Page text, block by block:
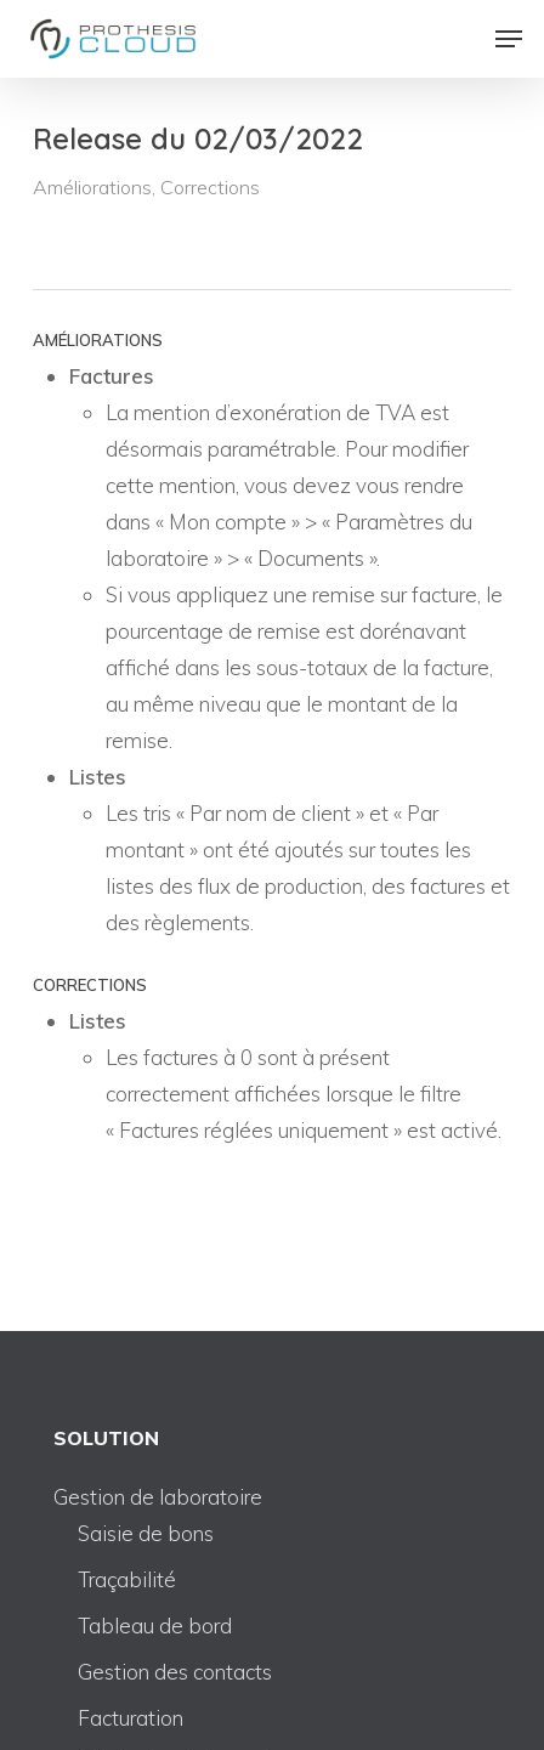
contentRelease du 02/03/2022
Améliorations, Corrections
AMÉLIORATIONS
Factures
La mention d’exonération de TVA est
désormais paramétrable. Pour modifier
cette mention, vous devez vous rendre
dans « Mon compte » > « Paramètres du
laboratoire » > « Documents ».
Si vous appliquez une remise sur facture, le
pourcentage de remise est dorénavant
affiché dans les sous-totaux de la facture,
au même niveau que le montant de la
remise.
Listes
Les tris « Par nom de client » et « Par
montant » ont été ajoutés sur toutes les
listes des flux de production, des factures et
des règlements.
CORRECTIONS
Listes
Les factures à 0 sont à présent
correctement affichées lorsque le filtre
« Factures réglées uniquement » est activé.
SOLUTION
Gestion de laboratoire
Saisie de bons
Traçabilité
Tableau de bord
Gestion des contacts
Facturation